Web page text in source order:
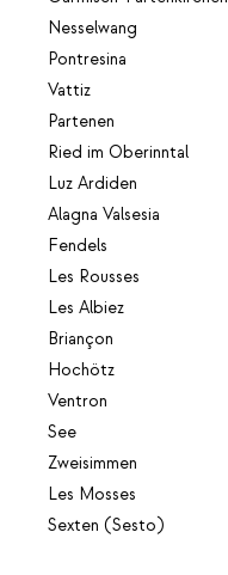
Nesselwang
Pontresina
Vattiz
Partenen
Ried im Oberinntal
Luz Ardiden
Alagna Valsesia
Fendels
Les Rousses
Les Albiez
Briançon
Hochötz
Ventron
See
Zweisimmen
Les Mosses
Sexten (Sesto)